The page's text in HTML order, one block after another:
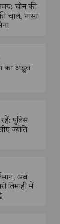
चीन की
चाल, नासा
का अद्भुत
पुलिस
ज्योति
अब
तिमाही में